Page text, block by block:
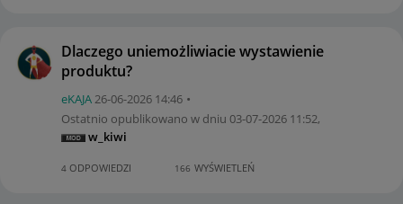
Dlaczego uniemożliwiacie wystawienie
produktu?
eKAJA‎26-06-2026 14:46
Ostatnio opublikowano w dniu ‎03-07-2026 11:52,
w_kiwi
4 ODPOWIEDZI 166 WYŚWIETLEŃ